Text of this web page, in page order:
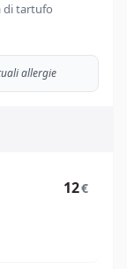
di tartufo
allergie
12€